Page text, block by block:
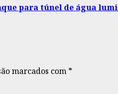
para túnel de água
marcados com *